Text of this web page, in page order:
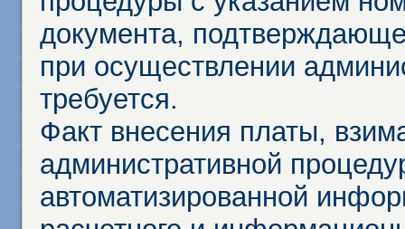
документа,
при осуществлении
требуется.
Факт внесения платы,
административной
автоматизированной